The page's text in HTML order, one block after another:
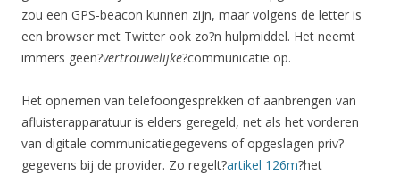
zou een GPS-beacon kunnen zijn, maar volgens de letter is
een browser met Twitter ook zo?n hulpmiddel. Het neemt
immers geen?vertrouwelijke?communicatie op.
Het opnemen van telefoongesprekken of aanbrengen van
afluisterapparatuur is elders geregeld, net als het vorderen
van digitale communicatiegegevens of opgeslagen priv?
gegevens bij de provider. Zo regelt?artikel 126m?het